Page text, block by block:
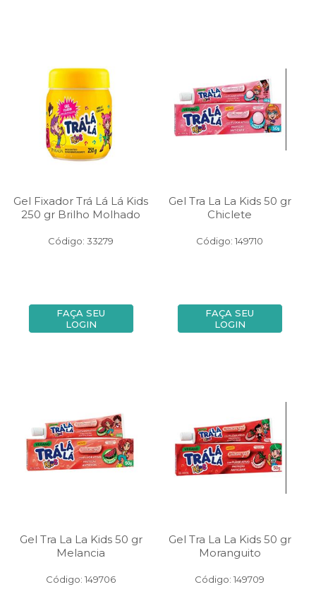
Gel Fixador Trá Lá Lá Kids
250 gr Brilho Molhado
Código: 33279
FAÇA SEU
LOGIN
Gel Tra La La Kids 50 gr
Chiclete
Código: 149710
FAÇA SEU
LOGIN
Gel Tra La La Kids 50 gr
Melancia
Código: 149706
Gel Tra La La Kids 50 gr
Moranguito
Código: 149709